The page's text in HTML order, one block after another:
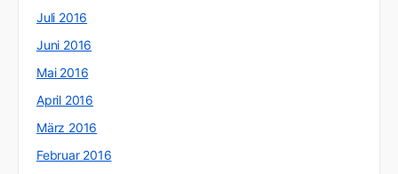
Juli 2016
Juni 2016
Mai 2016
April 2016
März 2016
Februar 2016